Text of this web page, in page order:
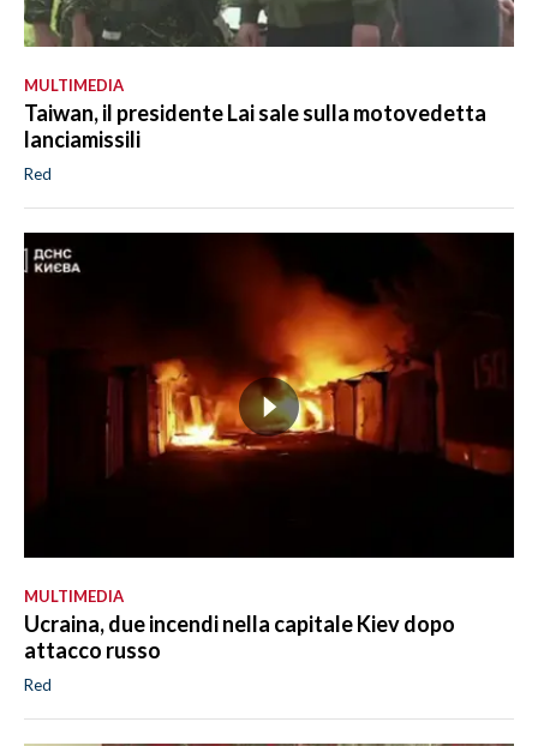
MULTIMEDIA
Taiwan, il presidente Lai sale sulla motovedetta
lanciamissili
Red
MULTIMEDIA
Ucraina, due incendi nella capitale Kiev dopo
attacco russo
Red